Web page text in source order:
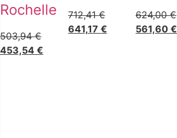
Rochelle
503,94€
453,54 €
712,41€
641,17 €
624,00€
561,60 €